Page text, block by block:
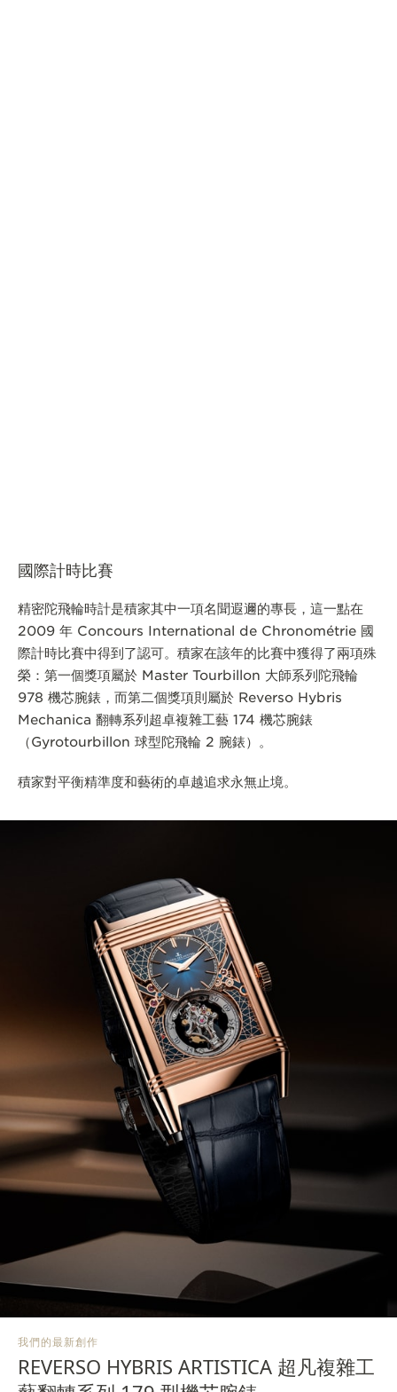
國際計時比賽
精密陀飛輪時計是積家其中一項名聞遐邇的專長，這一點在
2009 年 Concours International de Chronométrie 國
際計時比賽中得到了認可。積家在該年的比賽中獲得了兩項殊
榮：第一個獎項屬於 Master Tourbillon 大師系列陀飛輪
978 機芯腕錶，而第二個獎項則屬於 Reverso Hybris
Mechanica 翻轉系列超卓複雜工藝 174 機芯腕錶
（Gyrotourbillon 球型陀飛輪 2 腕錶）。
積家對平衡精準度和藝術的卓越追求永無止境。
我們的最新創作
REVERSO HYBRIS ARTISTICA 超凡複雜工